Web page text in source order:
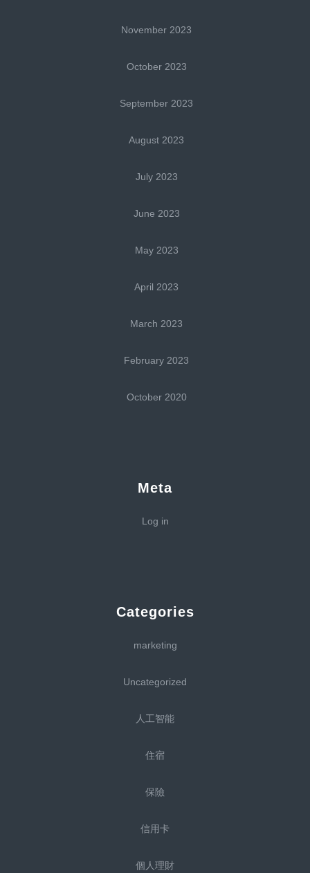
November 2023
October 2023
September 2023
August 2023
July 2023
June 2023
May 2023
April 2023
March 2023
February 2023
October 2020
Meta
Log in
Categories
marketing
Uncategorized
人工智能
住宿
保險
信用卡
個人理財